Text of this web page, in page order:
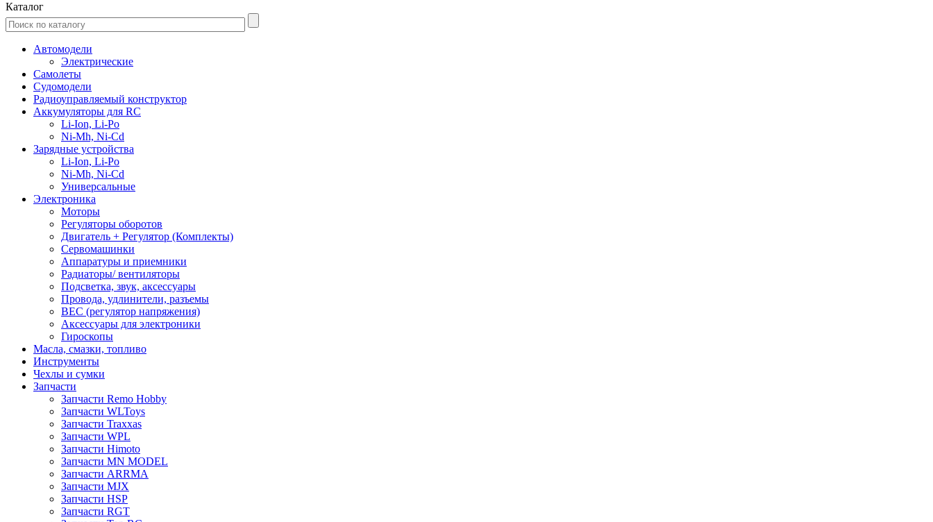
Каталог
Автомодели
Электрические
Самолеты
Судомодели
Радиоуправляемый конструктор
Аккумуляторы для RC
Li-Ion, Li-Po
Ni-Mh, Ni-Cd
Зарядные устройства
Li-Ion, Li-Po
Ni-Mh, Ni-Cd
Универсальные
Электроника
Моторы
Регуляторы оборотов
Двигатель + Регулятор (Комплекты)
Сервомашинки
Аппаратуры и приемники
Радиаторы/ вентиляторы
Подсветка, звук, аксессуары
Провода, удлинители, разъемы
BEC (регулятор напряжения)
Аксессуары для электроники
Гироскопы
Масла, смазки, топливо
Инструменты
Чехлы и сумки
Запчасти
Запчасти Remo Hobby
Запчасти WLToys
Запчасти Traxxas
Запчасти WPL
Запчасти Himoto
Запчасти MN MODEL
Запчасти ARRMA
Запчасти MJX
Запчасти HSP
Запчасти RGT